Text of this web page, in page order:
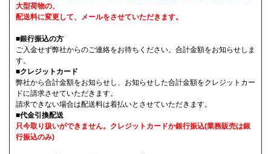
大型荷物の、
配送料に変更して、メールをさせていただきます。
■銀行振込の方
ご入金せず弊社からのご連絡をお待ちください。合計金額をお知らせしま
す。
■クレジットカード
弊社から合計金額をお知らせし、お知らせした合計金額をクレジットカー
ドに請求させていただきます。
請求できない場合は配送料は着払いとさせていただきます。
■代金引換配送
只今取り扱いができません。クレジットカードか銀行振込(業務販売は銀
行振込のみ)